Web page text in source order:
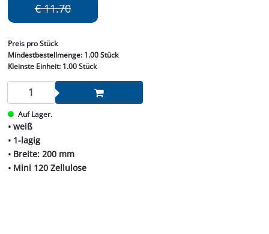
€ 11.70
Preis pro Stück
Mindestbestellmenge: 1.00 Stück
Kleinste Einheit:1.00 Stück
Auf Lager.
• weiß
• 1-lagig
• Breite: 200 mm
• Mini 120 Zellulose